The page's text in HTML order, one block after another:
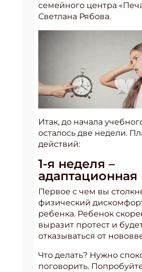
cемейного центра
Светлана Рябова.
Итак, до начала
осталось две недели.
действий:
1-я неделя –
адаптационная
Первое с чем вы
физический
ребенка. Ребенок
выразит протест и
отказываться от
Что делать? Нужно
поговорить.